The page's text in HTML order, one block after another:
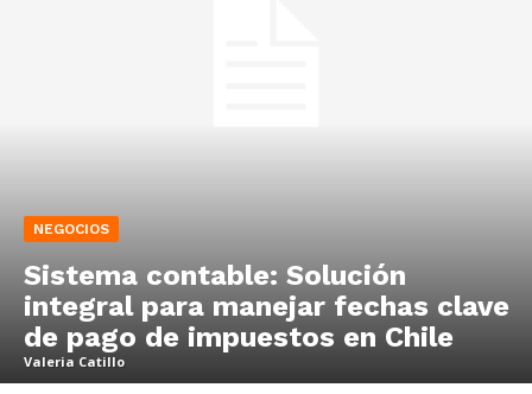
NEGOCIOS
Sistema contable: Solución
integral para manejar fechas clave
de pago de impuestos en Chile
Valeria Catillo